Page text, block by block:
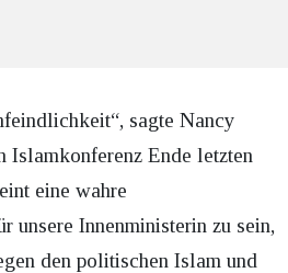
sagte Nancy
Islamkonferenz Ende letzten
eine wahre
unsere Innenministerin zu sein,
den politischen Islam und